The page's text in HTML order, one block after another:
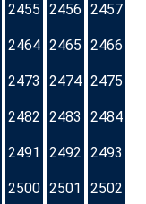
2455 2456 2457
2464 2465 2466
2473 2474 2475
2482 2483 2484
2491 2492 2493
2500 2501 2502